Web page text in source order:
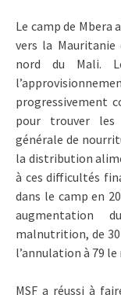
Le camp de Mbera
vers la Mauritanie
nord du Mali.
progressivement
pour trouver les
générale de
la distribution
à ces difficultés
dans le camp en
augmentation
malnutrition, de
l’annulation à 79
MSF a réussi à